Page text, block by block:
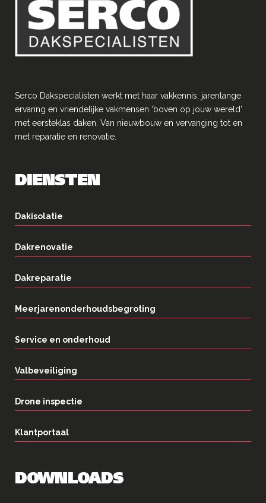
Serco Dakspecialisten werkt met haar vakkennis, jarenlange
ervaring en vriendelĳke vakmensen ‘boven op jouw wereld’
met eersteklas daken. Van nieuwbouw en vervanging tot en
met reparatie en renovatie.
DIENSTEN
Dakisolatie
Dakrenovatie
Dakreparatie
Meerjarenonderhoudsbegroting
Service en onderhoud
Valbeveiliging
Drone inspectie
Klantportaal
DOWNLOADS